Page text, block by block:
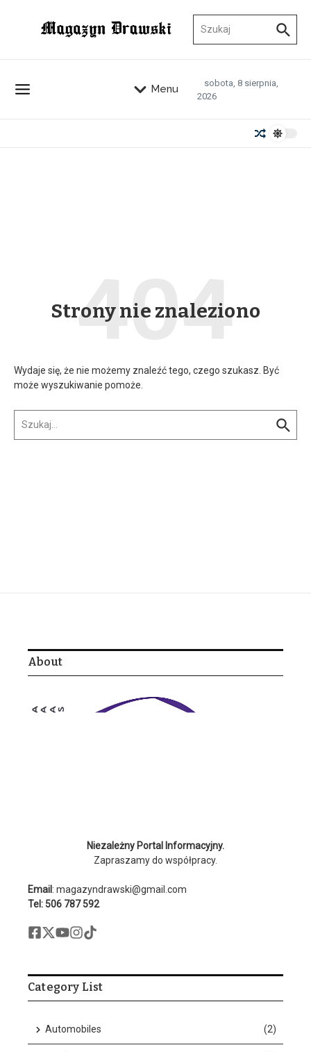
Menu
sobota, 8 sierpnia,
2026
Strony nie znaleziono
Wydaje się, że nie możemy znaleźć tego, czego szukasz. Być
może wyszukiwanie pomoże.
About
Niezależny Portal Informacyjny.
Zapraszamy do współpracy.
Email : magazyndrawski@gmail.com
Tel: 506 787 592
Category List
Automobiles (2)